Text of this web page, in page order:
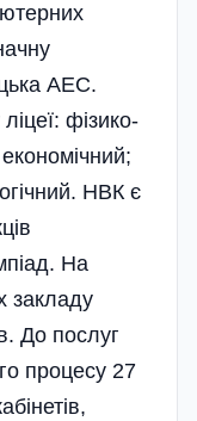
АЕС.
фізико­
НВК є
На
закладу
До послуг
процесу 27